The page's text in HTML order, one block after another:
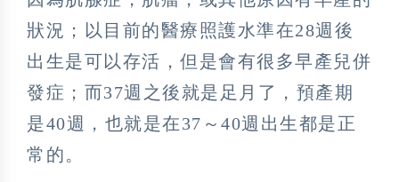
狀況；以目前的醫療照護水準在28週後
出生是可以存活，但是會有很多早產兒併
發症；而37週之後就是足月了，預產期
是40週，也就是在37～40週出生都是正
常的。